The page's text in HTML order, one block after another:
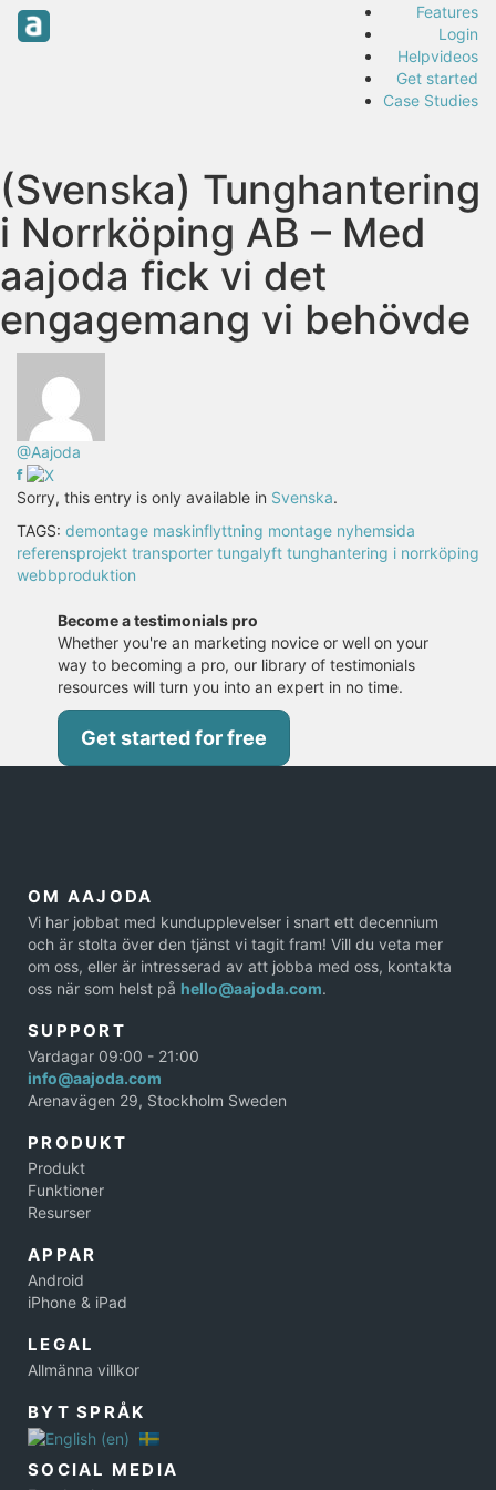
Features
Login
Helpvideos
Get started
Case Studies
(Svenska) Tunghantering
i Norrköping AB – Med
aajoda fick vi det
engagemang vi behövde
@Aajoda
Sorry, this entry is only available in Svenska.
TAGS: demontage maskinflyttning montage nyhemsida
referensprojekt transporter tungalyft tunghantering i norrköping
webbproduktion
Become a testimonials pro
Whether you're an marketing novice or well on your
way to becoming a pro, our library of testimonials
resources will turn you into an expert in no time.
Get started for free
OM AAJODA
Vi har jobbat med kundupplevelser i snart ett decennium
och är stolta över den tjänst vi tagit fram! Vill du veta mer
om oss, eller är intresserad av att jobba med oss, kontakta
oss när som helst på hello@aajoda.com.
SUPPORT
Vardagar 09:00 - 21:00
info@aajoda.com
Arenavägen 29, Stockholm Sweden
PRODUKT
Produkt
Funktioner
Resurser
APPAR
Android
iPhone & iPad
LEGAL
Allmänna villkor
BYT SPRÅK
SOCIAL MEDIA